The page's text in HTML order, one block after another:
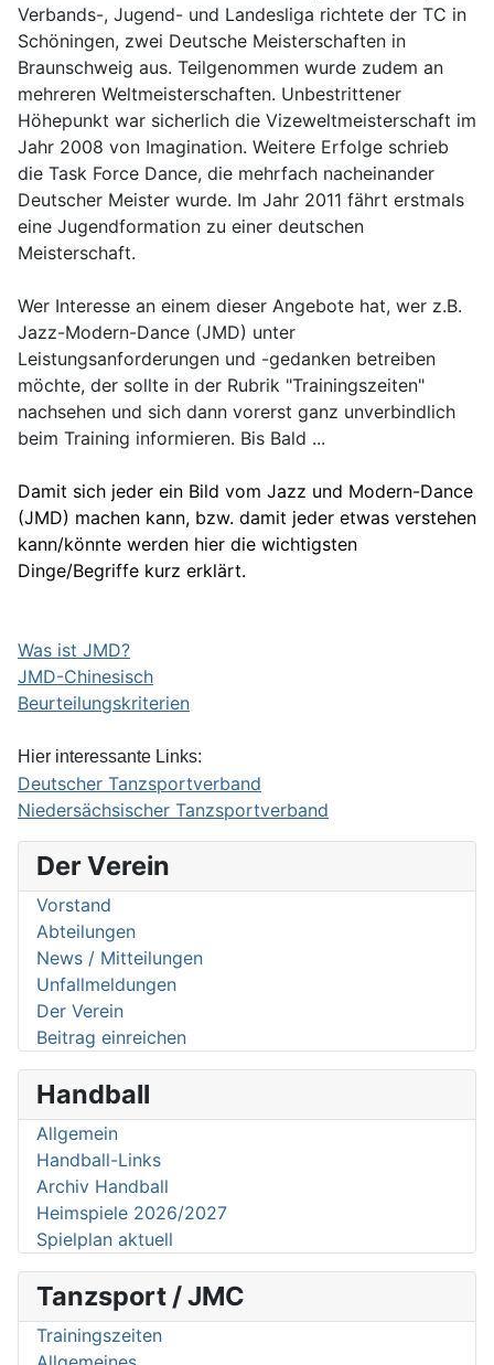
Der Verein
Vorstand
Abteilungen
News / Mitteilungen
Unfallmeldungen
Der Verein
Beitrag einreichen
Handball
Allgemein
Handball-Links
Archiv Handball
Heimspiele 2026/2027
Spielplan aktuell
Tanzsport / JMC
Trainingszeiten
Verbands-, Jugend- und Landesliga richtete der TC in
Schöningen, zwei Deutsche Meisterschaften in
Braunschweig aus. Teilgenommen wurde zudem an
mehreren Weltmeisterschaften. Unbestrittener
Höhepunkt war sicherlich die Vizeweltmeisterschaft im
Jahr 2008 von Imagination. Weitere Erfolge schrieb
die Task Force Dance, die mehrfach nacheinander
Deutscher Meister wurde. Im Jahr 2011 fährt erstmals
eine Jugendformation zu einer deutschen
Meisterschaft.
Wer Interesse an einem dieser Angebote hat, wer z.B.
Jazz-Modern-Dance (JMD) unter
Leistungsanforderungen und -gedanken betreiben
möchte, der sollte in der Rubrik "Trainingszeiten"
nachsehen und sich dann vorerst ganz unverbindlich
beim Training informieren. Bis Bald ...
Damit sich jeder ein Bild vom Jazz und Modern-Dance
(JMD) machen kann, bzw. damit jeder etwas verstehen
kann/könnte werden hier die wichtigsten
Dinge/Begriffe kurz erklärt.
Was ist JMD?
JMD-Chinesisch
Beurteilungskriterien
Hier interessante Links:
Deutscher Tanzsportverband
Niedersächsischer Tanzsportverband